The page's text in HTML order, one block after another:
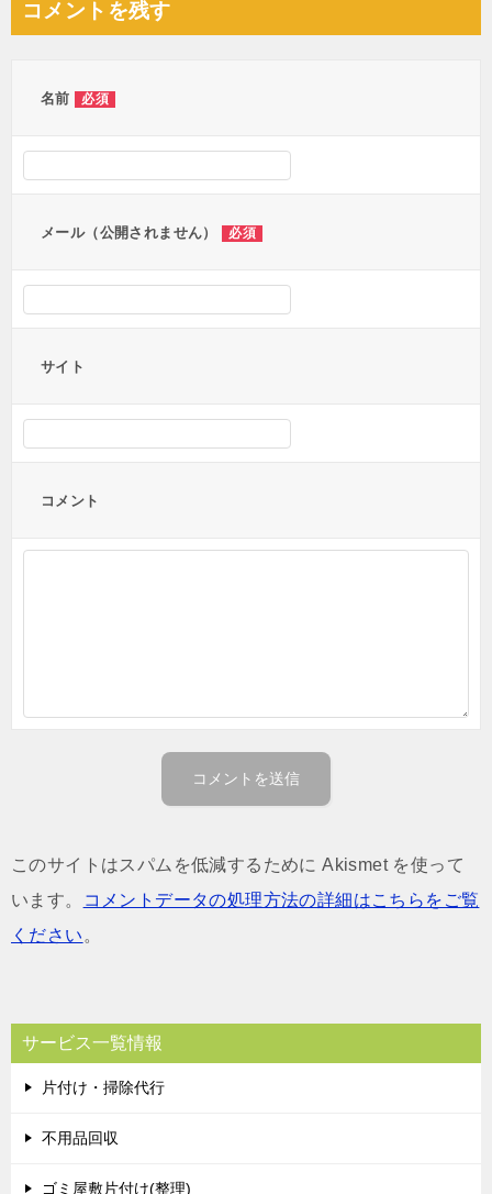
ビ
コメントを残す
名前 必須
メール（公開されません） 必須
サイト
コメント
このサイトはスパムを低減するために Akismet を使って
います。
コメントデータの処理方法の詳細はこちらをご覧
ください 。
サービス一覧情報
片付け・掃除代行
不用品回収
ゴミ屋敷片付け(整理)